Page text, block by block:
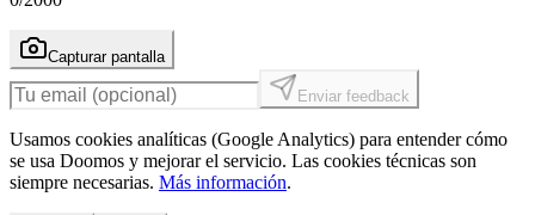
Capturar pantalla
Enviar feedback
Usamos cookies analíticas (Google Analytics) para entender cómo
se usa Doomos y mejorar el servicio. Las cookies técnicas son
siempre necesarias. Más información.